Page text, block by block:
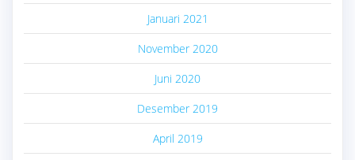
Januari 2021
November 2020
Juni 2020
Desember 2019
April 2019